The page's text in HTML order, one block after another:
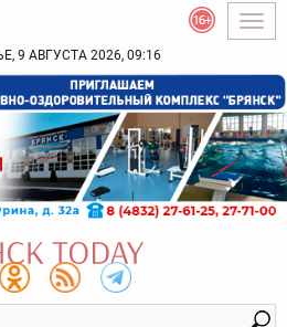
9 АВГУСТА 2026, 09:16